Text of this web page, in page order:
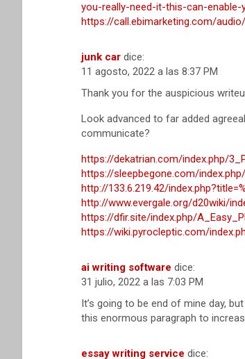
you-really-need-it-this-can-enable-
https://call.ebimarketing.com/
junk car dice:
11 agosto, 2022 a las 8:37 PM
Thank you for the auspicious
Look advanced to far added
communicate?
https://dekatrian.com/index.php/
https://sleepbegone.com/
http://133.6.219.42/
http://www.evergale.org/d20wiki/
https://dfir.site/index.php/
https://wiki.pyrocleptic.com/
ai writing software dice:
31 julio, 2022 a las 7:03 PM
It’s going to be end of mine day,
this enormous paragraph to
essay writing service dice: